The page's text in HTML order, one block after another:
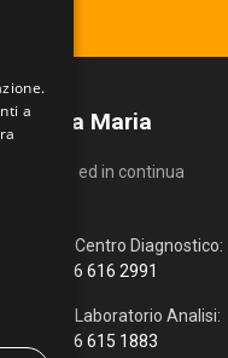
Villa Maria
ed in continua
Centro Diagnostico:
366 616 2991
Laboratorio Analisi:
366 615 1883
a